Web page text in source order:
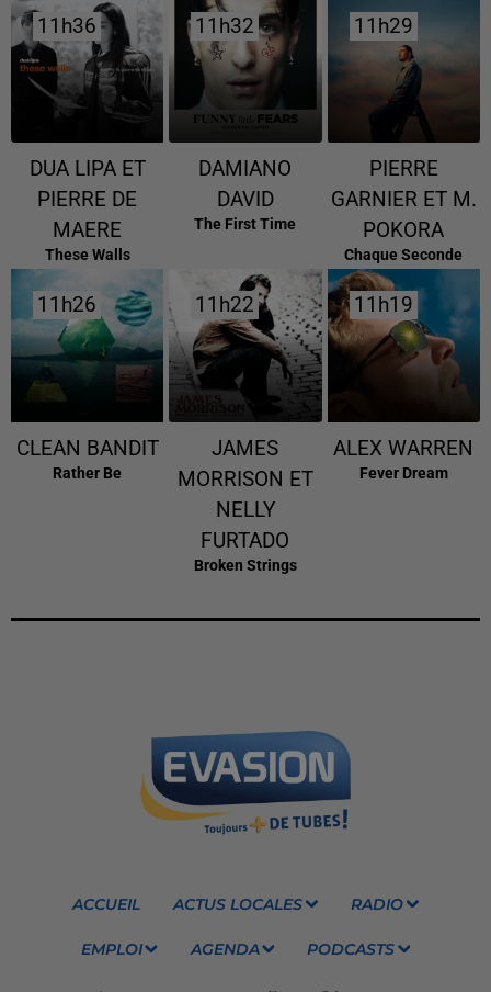
11h36
11h36
DUA LIPA ET
PIERRE DE
MAERE
These Walls
11h32
11h32
DAMIANO
DAVID
The First Time
11h29
11h29
PIERRE
GARNIER ET M.
POKORA
Chaque Seconde
11h26
11h26
CLEAN BANDIT
Rather Be
11h22
11h22
JAMES
MORRISON ET
NELLY
FURTADO
Broken Strings
11h19
11h19
ALEX WARREN
Fever Dream
ACCUEIL ACTUS LOCALES RADIO
EMPLOI AGENDA PODCASTS